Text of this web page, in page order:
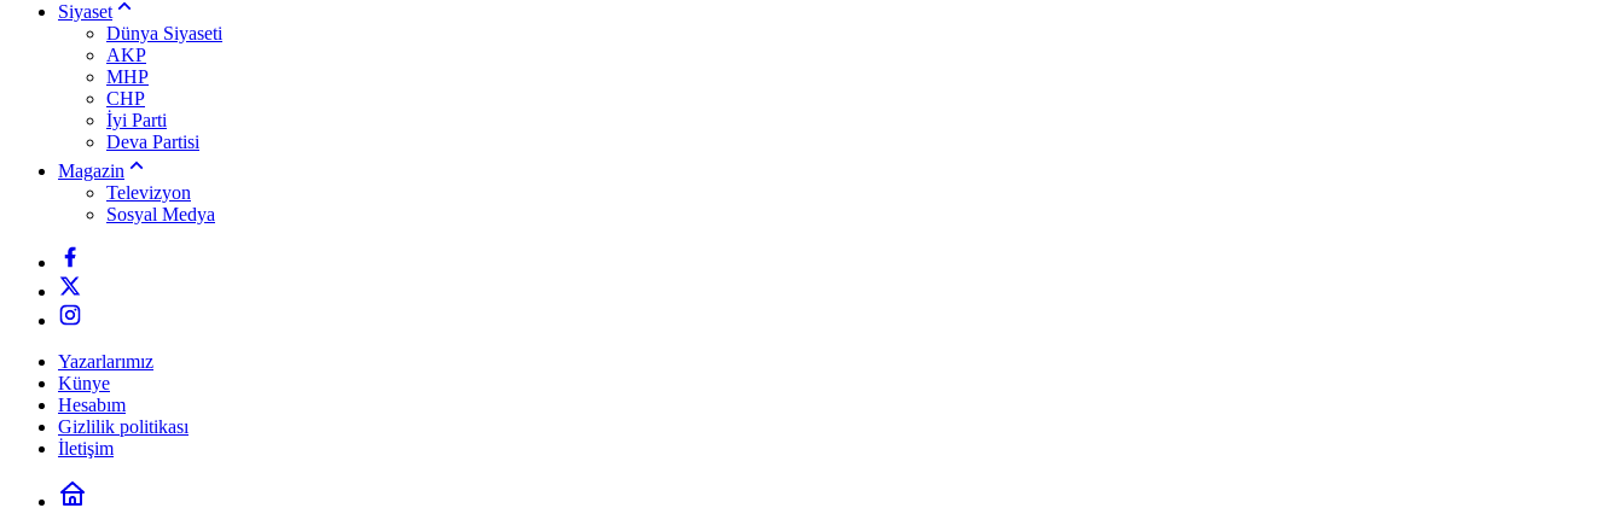
Siyaset
Dünya Siyaseti
AKP
MHP
CHP
İyi Parti
Deva Partisi
Magazin
Televizyon
Sosyal Medya
Yazarlarımız
Künye
Hesabım
Gizlilik politikası
İletişim